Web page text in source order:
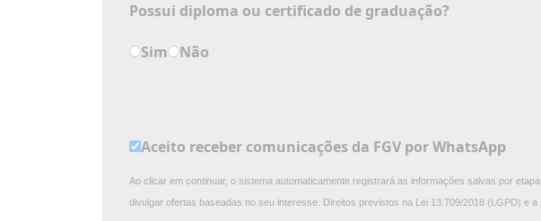
Possui diploma ou certificado de graduação?
Sim Não
Aceito receber comunicações da FGV por WhatsApp
Ao clicar em continuar, o sistema automaticamente registrará as informações salvas por
divulgar ofertas baseadas no seu interesse. Direitos previstos na Lei 13.709/2018 (LGPD) e